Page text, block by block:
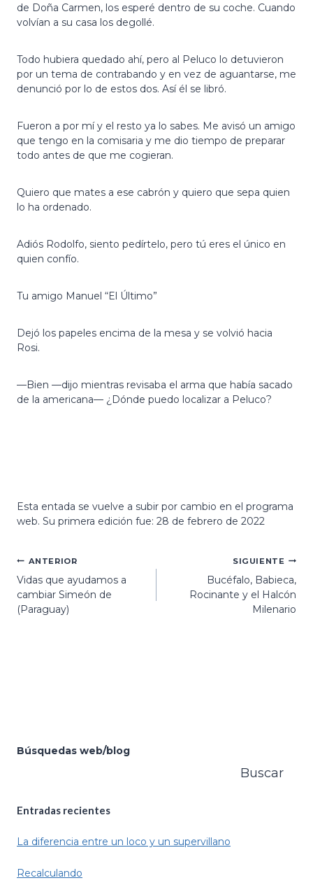
de Doña Carmen, los esperé dentro de su coche. Cuando
volvían a su casa los degollé.
Todo hubiera quedado ahí, pero al Peluco lo detuvieron
por un tema de contrabando y en vez de aguantarse, me
denunció por lo de estos dos. Así él se libró.
Fueron a por mí y el resto ya lo sabes. Me avisó un amigo
que tengo en la comisaria y me dio tiempo de preparar
todo antes de que me cogieran.
Quiero que mates a ese cabrón y quiero que sepa quien
lo ha ordenado.
Adiós Rodolfo, siento pedírtelo, pero tú eres el único en
quien confío.
Tu amigo Manuel “El Último”
Dejó los papeles encima de la mesa y se volvió hacia
Rosi.
—Bien —dijo mientras revisaba el arma que había sacado
de la americana— ¿Dónde puedo localizar a Peluco?
Esta entada se vuelve a subir por cambio en el programa
web. Su primera edición fue: 28 de febrero de 2022
Navegación
de
entradas
ANTERIOR
Vidas que ayudamos a
cambiar Simeón de
(Paraguay)
SIGUIENTE
Bucéfalo, Babieca,
Rocinante y el Halcón
Milenario
Búsquedas web/blog
Buscar
Entradas recientes
La diferencia entre un loco y un supervillano
Recalculando